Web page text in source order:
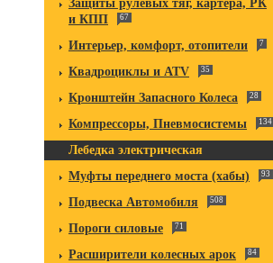
Защиты рулевых тяг, картера, РК
и КПП
67
Интерьер, комфорт, отопители 7
Квадроциклы и ATV 35
Кронштейн Запасного Колеса 28
Компрессоры, Пневмосистемы 134
Лебедка электрическая
Муфты переднего моста (хабы)
93
Подвеска Автомобиля 508
Пороги силовые 71
Расширители колесных арок 84